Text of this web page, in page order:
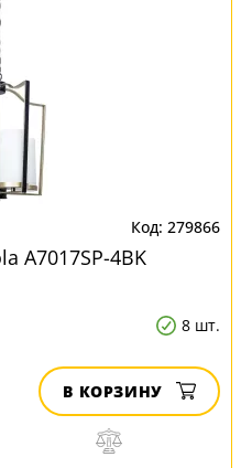
279866
A7017SP-4BK
8 шт.
В КОРЗИНУ